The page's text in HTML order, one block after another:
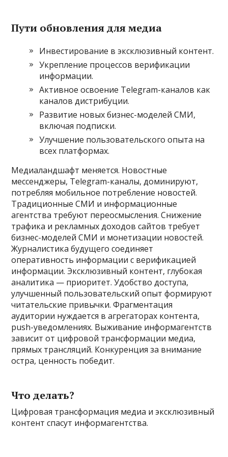
Пути обновления для медиа
Инвестирование в эксклюзивный контент.
Укрепление процессов верификации
информации.
Активное освоение Telegram-каналов как
каналов дистрибуции.
Развитие новых бизнес-моделей СМИ,
включая подписки.
Улучшение пользовательского опыта на
всех платформах.
Медиаландшафт меняется. Новостные
мессенджеры, Telegram-каналы, доминируют,
потребляя мобильное потребление новостей.
Традиционные СМИ и информационные
агентства требуют переосмысления. Снижение
трафика и рекламных доходов сайтов требует
бизнес-моделей СМИ и монетизации новостей.
Журналистика будущего соединяет
оперативность информации с верификацией
информации. Эксклюзивный контент, глубокая
аналитика — приоритет. Удобство доступа,
улучшенный пользовательский опыт формируют
читательские привычки. Фрагментация
аудитории нуждается в агрегаторах контента,
push-уведомлениях. Выживание информагентств
зависит от цифровой трансформации медиа,
прямых трансляций. Конкуренция за внимание
остра, ценность победит.
Что делать?
Цифровая трансформация медиа и эксклюзивный
контент спасут информагентства.